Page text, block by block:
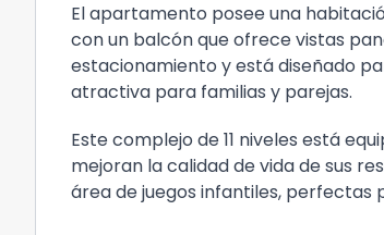
El apartamento posee una
con un balcón que ofrece vistas
estacionamiento y está diseñado
atractiva para familias y parejas.
Este complejo de 11 niveles está
mejoran la calidad de vida de sus
área de juegos infantiles, perfectas